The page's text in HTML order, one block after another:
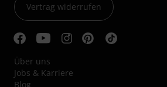
Vertrag widerrufen
Über uns
Jobs & Karriere
Blog